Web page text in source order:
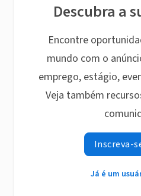
Descubra a
Encontre
mundo com o
emprego, estágio,
Veja também
Inscreva-
Já é um